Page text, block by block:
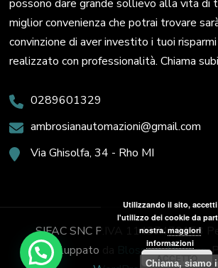
possono dare grande sollievo alla vita di
miglior convenienza che potrai trovare
convinzione di aver investito i tuoi
realizzato con professionalità. Chiama
0289601329
ambrosianautomazioni@gmail.com
Via Ghisolfa, 34 - Rho MI
SIFAC SNC P.IVA 11437470153
Sviluppato da
Blossom Themes.
Chiama, siamo
Utilizzando il sito, accetti
l'utilizzo dei cookie da
nostra. maggiori
informazioni
ACCETTO